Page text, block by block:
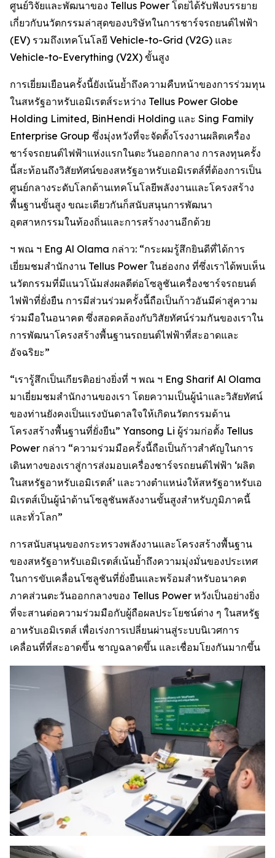
ศูนย์วิจัยและพัฒนาของ Tellus Power โดยได้รับฟังบรรยาย
เกี่ยวกับนวัตกรรมล่าสุดของบริษัทในการชาร์จรถยนต์ไฟฟ้า
(EV) รวมถึงเทคโนโลยี Vehicle-to-Grid (V2G) และ
Vehicle-to-Everything (V2X) ขั้นสูง
การเยี่ยมเยือนครั้งนี้ยังเน้นย้ำถึงความคืบหน้าของการร่วมทุน
ในสหรัฐอาหรับเอมิเรตส์ระหว่าง Tellus Power Globe
Holding Limited, BinHendi Holding และ Sing Family
Enterprise Group ซึ่งมุ่งหวังที่จะจัดตั้งโรงงานผลิตเครื่อง
ชาร์จรถยนต์ไฟฟ้าแห่งแรกในตะวันออกกลาง การลงทุนครั้ง
นี้สะท้อนถึงวิสัยทัศน์ของสหรัฐอาหรับเอมิเรตส์ที่ต้องการเป็น
ศูนย์กลางระดับโลกด้านเทคโนโลยีพลังงานและโครงสร้าง
พื้นฐานขั้นสูง ขณะเดียวกันก็สนับสนุนการพัฒนา
อุตสาหกรรมในท้องถิ่นและการสร้างงานอีกด้วย
ฯ พณ ฯ Eng Al Olama กล่าว: “กระผมรู้สึกยินดีที่ได้การ
เยี่ยมชมสำนักงาน Tellus Power ในฮ่องกง ที่ซึ่งเราได้พบเห็น
นวัตกรรมที่มีแนวโน้มส่งผลดีต่อโซลูชันเครื่องชาร์จรถยนต์
ไฟฟ้าที่ยั่งยืน การมีส่วนร่วมครั้งนี้ถือเป็นก้าวอันมีค่าสู่ความ
ร่วมมือในอนาคต ซึ่งสอดคล้องกับวิสัยทัศน์ร่วมกันของเราใน
การพัฒนาโครงสร้างพื้นฐานรถยนต์ไฟฟ้าที่สะอาดและ
อัจฉริยะ”
“เรารู้สึกเป็นเกียรติอย่างยิ่งที่ ฯ พณ ฯ Eng Sharif Al Olama
มาเยี่ยมชมสำนักงานของเรา โดยความเป็นผู้นำและวิสัยทัศน์
ของท่านยังคงเป็นแรงบันดาลใจให้เกิดนวัตกรรมด้าน
โครงสร้างพื้นฐานที่ยั่งยืน” Yansong Li ผู้ร่วมก่อตั้ง Tellus
Power กล่าว “ความร่วมมือครั้งนี้ถือเป็นก้าวสำคัญในการ
เดินทางของเราสู่การส่งมอบเครื่องชาร์จรถยนต์ไฟฟ้า ‘ผลิต
ในสหรัฐอาหรับเอมิเรตส์’ และวางตำแหน่งให้สหรัฐอาหรับเอ
มิเรตส์เป็นผู้นำด้านโซลูชันพลังงานขั้นสูงสำหรับภูมิภาคนี้
และทั่วโลก”
การสนับสนุนของกระทรวงพลังงานและโครงสร้างพื้นฐาน
ของสหรัฐอาหรับเอมิเรตส์เน้นย้ำถึงความมุ่งมั่นของประเทศ
ในการขับเคลื่อนโซลูชันที่ยั่งยืนและพร้อมสำหรับอนาคต
ภาคส่วนตะวันออกกลางของ Tellus Power หวังเป็นอย่างยิ่ง
ที่จะสานต่อความร่วมมือกับผู้ถือผลประโยชน์ต่าง ๆ ในสหรัฐ
อาหรับเอมิเรตส์ เพื่อเร่งการเปลี่ยนผ่านสู่ระบบนิเวศการ
เคลื่อนที่ที่สะอาดขึ้น ชาญฉลาดขึ้น และเชื่อมโยงกันมากขึ้น